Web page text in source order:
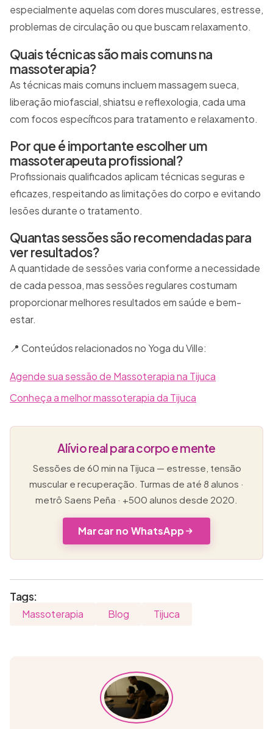
especialmente aquelas com dores musculares, estresse,
problemas de circulação ou que buscam relaxamento.
Quais técnicas são mais comuns na
massoterapia?
As técnicas mais comuns incluem massagem sueca,
liberação miofascial, shiatsu e reflexologia, cada uma
com focos específicos para tratamento e relaxamento.
Por que é importante escolher um
massoterapeuta profissional?
Profissionais qualificados aplicam técnicas seguras e
eficazes, respeitando as limitações do corpo e evitando
lesões durante o tratamento.
Quantas sessões são recomendadas para
ver resultados?
A quantidade de sessões varia conforme a necessidade
de cada pessoa, mas sessões regulares costumam
proporcionar melhores resultados em saúde e bem-
estar.
📍 Conteúdos relacionados no Yoga du Ville:
Agende sua sessão de Massoterapia na Tijuca
Conheça a melhor massoterapia da Tijuca
Alívio real para corpo e mente
Sessões de 60 min na Tijuca — estresse, tensão
muscular e recuperação. Turmas de até 8 alunos ·
metrô Saens Peña · +500 alunos desde 2020.
Marcar no WhatsApp
Tags:
Massoterapia Blog Tijuca